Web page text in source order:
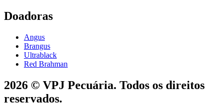
Doadoras
Angus
Brangus
Ultrablack
Red Brahman
2026 © VPJ Pecuária. Todos os direitos
reservados.